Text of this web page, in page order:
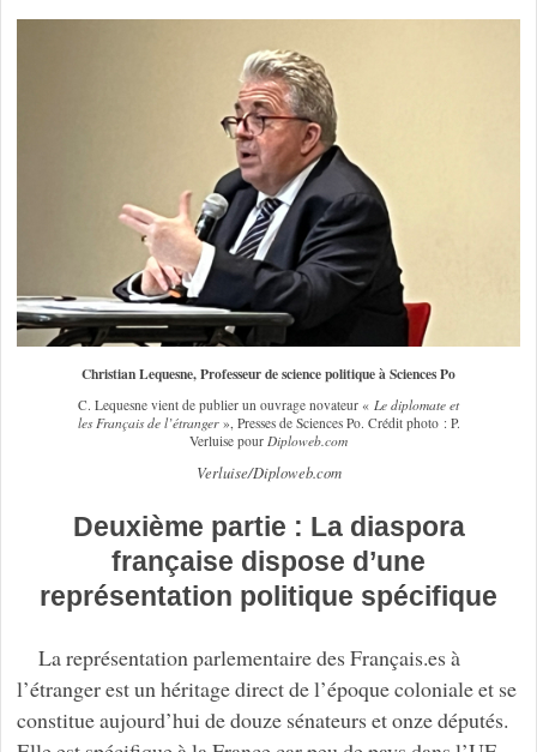
Christian Lequesne, Professeur de science politique à Sciences Po
C. Lequesne vient de publier un ouvrage novateur « Le diplomate et
les Français de l’étranger», Presses de Sciences Po. Crédit photo : P.
Verluise pour Diploweb.com
Verluise/Diploweb.com
Deuxième partie : La diaspora
française dispose d’une
représentation politique spécifique
La représentation parlementaire des Français.es à
l’étranger est un héritage direct de l’époque coloniale et se
constitue aujourd’hui de douze sénateurs et onze députés.